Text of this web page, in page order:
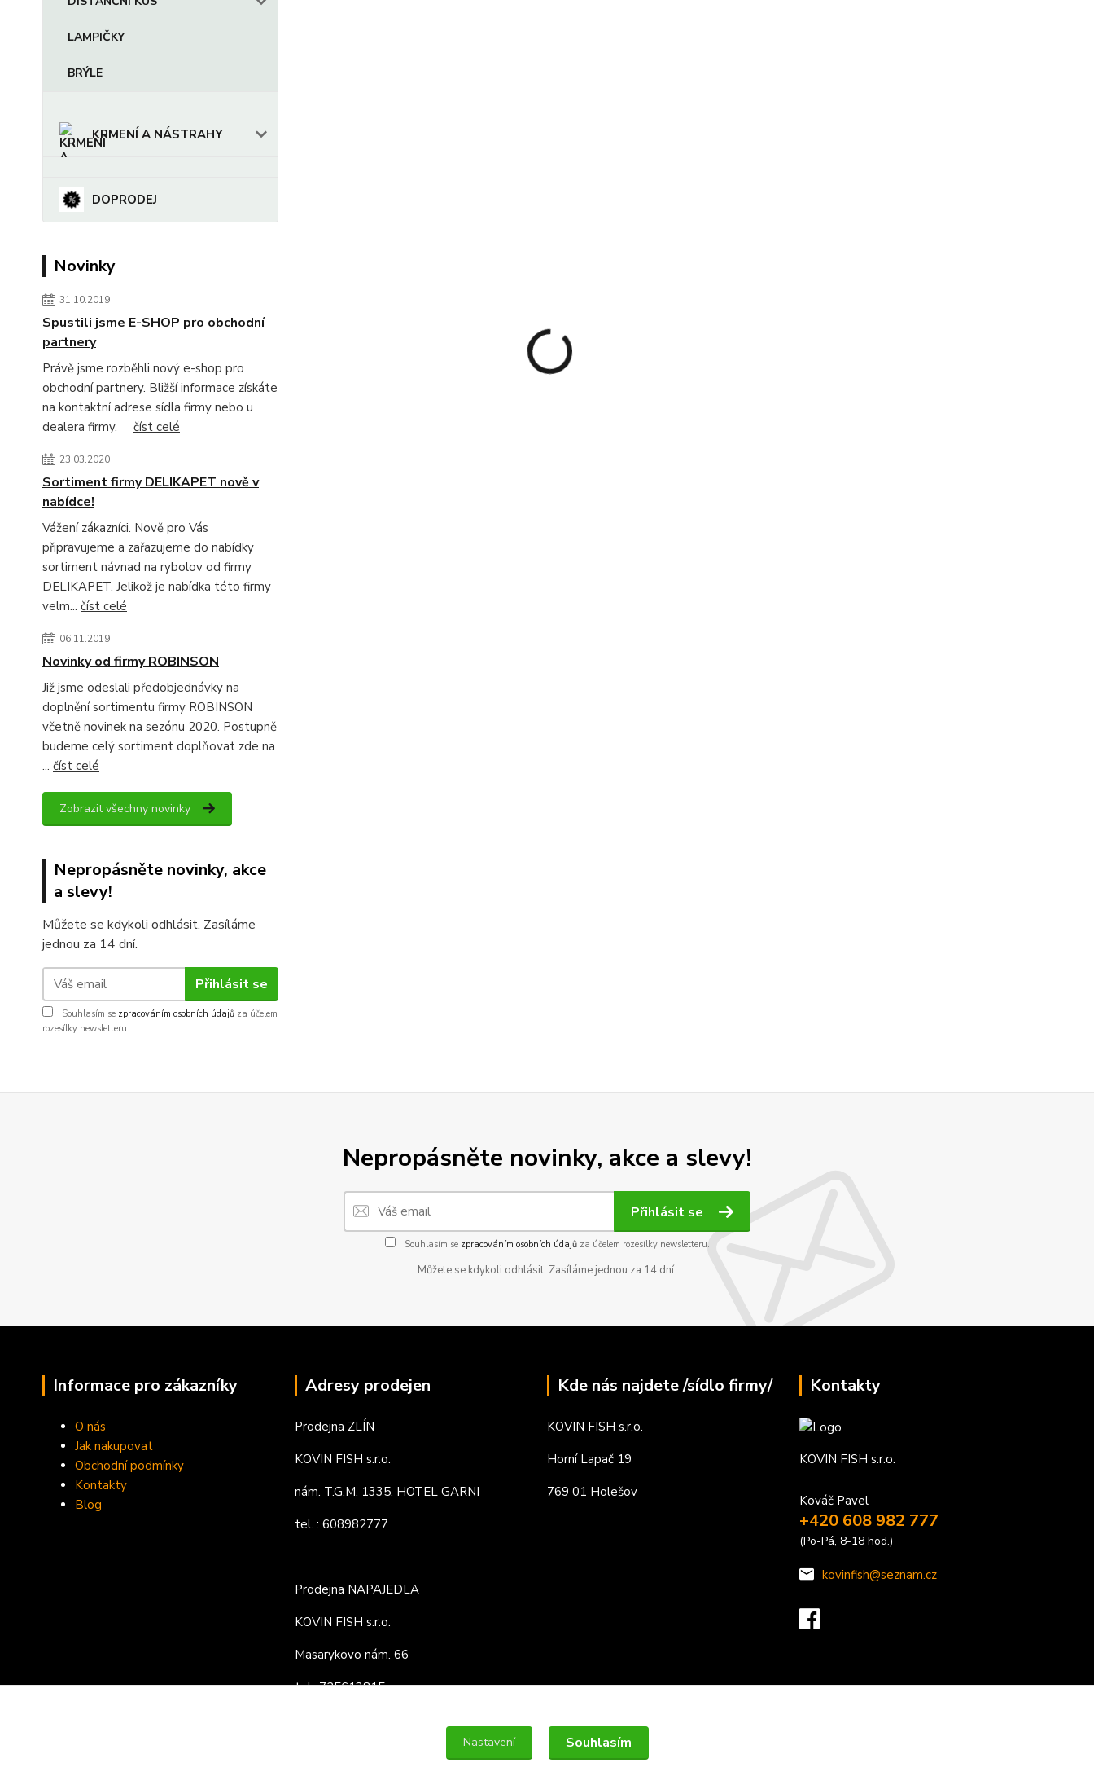
LAMPIČKY
BRÝLE
KRMENÍ A NÁSTRAHY
DOPRODEJ
Novinky
31.10.2019
Spustili jsme E-SHOP pro obchodní
partnery
Právě jsme rozběhli nový e-shop pro
obchodní partnery. Bližší informace získáte
na kontaktní adrese sídla firmy nebo u
dealera firmy. číst celé
23.03.2020
Sortiment firmy DELIKAPET nově v
nabídce!
Vážení zákazníci. Nově pro Vás
připravujeme a zařazujeme do nabídky
sortiment návnad na rybolov od firmy
DELIKAPET. Jelikož je nabídka této firmy
velm... číst celé
06.11.2019
Novinky od firmy ROBINSON
Již jsme odeslali předobjednávky na
doplnění sortimentu firmy ROBINSON
včetně novinek na sezónu 2020. Postupně
budeme celý sortiment doplňovat zde na
... číst celé
Zobrazit všechny novinky
Nepropásněte novinky, akce
a slevy!
Můžete se kdykoli odhlásit. Zasíláme
jednou za 14 dní.
Přihlásit se
Souhlasím se zpracováním osobních údajů za účelem
rozesílky newsletteru.
Nepropásněte novinky, akce a slevy!
Přihlásit se
Souhlasím se zpracováním osobních údajůza účelem rozesílky newsletteru.
Můžete se kdykoli odhlásit. Zasíláme jednou za 14 dní.
Informace pro zákazníky
O nás
Jak nakupovat
Obchodní podmínky
Kontakty
Blog
Adresy prodejen
Prodejna ZLÍN
KOVIN FISH s.r.o.
nám. T.G.M. 1335, HOTEL GARNI
tel. : 608982777
Prodejna NAPAJEDLA
KOVIN FISH s.r.o.
Masarykovo nám. 66
tel.: 725613815
Kde nás najdete /sídlo firmy/
KOVIN FISH s.r.o.
Horní Lapač 19
769 01 Holešov
Kontakty
KOVIN FISH s.r.o.
Kováč Pavel
+420 608 982 777
(Po-Pá, 8-18 hod.)
kovinfish@seznam.cz
Nastavení Souhlasím